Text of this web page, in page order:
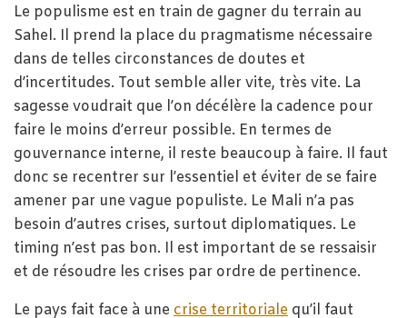
Le populisme est en train de gagner du terrain au
Sahel. Il prend la place du pragmatisme nécessaire
dans de telles circonstances de doutes et
d’incertitudes. Tout semble aller vite, très vite. La
sagesse voudrait que l’on décélère la cadence pour
faire le moins d’erreur possible. En termes de
gouvernance interne, il reste beaucoup à faire. Il faut
donc se recentrer sur l’essentiel et éviter de se faire
amener par une vague populiste. Le Mali n’a pas
besoin d’autres crises, surtout diplomatiques. Le
timing n’est pas bon. Il est important de se ressaisir
et de résoudre les crises par ordre de pertinence.
Le pays fait face à une crise territoriale qu’il faut